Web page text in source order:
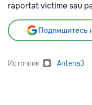
raportat victime sau
Подпишитесь
Источник Antena3